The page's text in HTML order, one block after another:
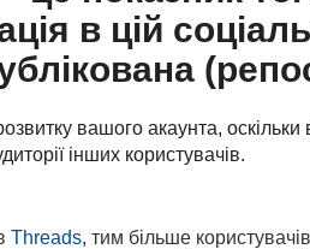
в цій
вашого акаунта, оскільки
інших користувачів.
Threads, тим більше користувачів